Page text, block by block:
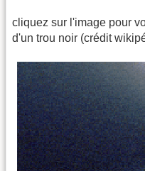
cliquez sur l'image pour
d'un trou noir (crédit